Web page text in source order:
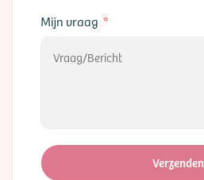
Mijn vraag
Verzenden